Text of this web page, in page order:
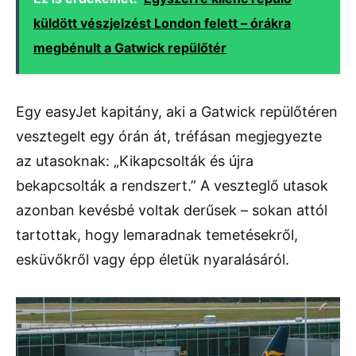
küldött vészjelzést London felett – órákra
megbénult a Gatwick repülőtér
Egy easyJet kapitány, aki a Gatwick repülőtéren
vesztegelt egy órán át, tréfásan megjegyezte
az utasoknak: „Kikapcsolták és újra
bekapcsolták a rendszert.” A veszteglő utasok
azonban kevésbé voltak derűsek – sokan attól
tartottak, hogy lemaradnak temetésekről,
esküvőkről vagy épp életük nyaralásáról.